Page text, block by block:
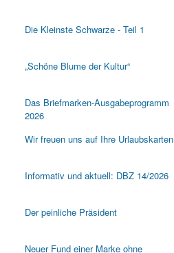
Die Kleinste Schwarze - Teil 1
„Schöne Blume der Kultur“
Das Briefmarken-Ausgabeprogramm
2026
Wir freuen uns auf Ihre Urlaubskarten
Informativ und aktuell: DBZ 14/2026
Der peinliche Präsident
Neuer Fund einer Marke ohne